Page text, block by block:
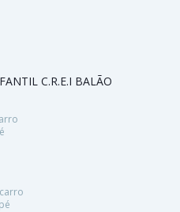
C.R.E.I BALÃO